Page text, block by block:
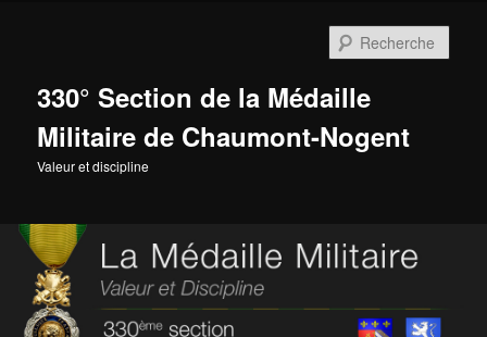
330° Section de la Médaille
Militaire de Chaumont-Nogent
Valeur et discipline